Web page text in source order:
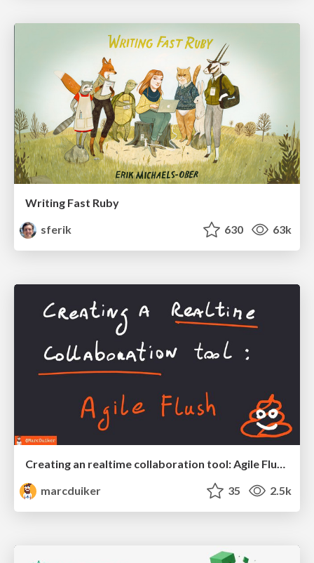
Writing Fast Ruby
sferik
630 63k
Creating an realtime collaboration tool: Agile Flush - .NET Oxford
marcduiker
35 2.5k